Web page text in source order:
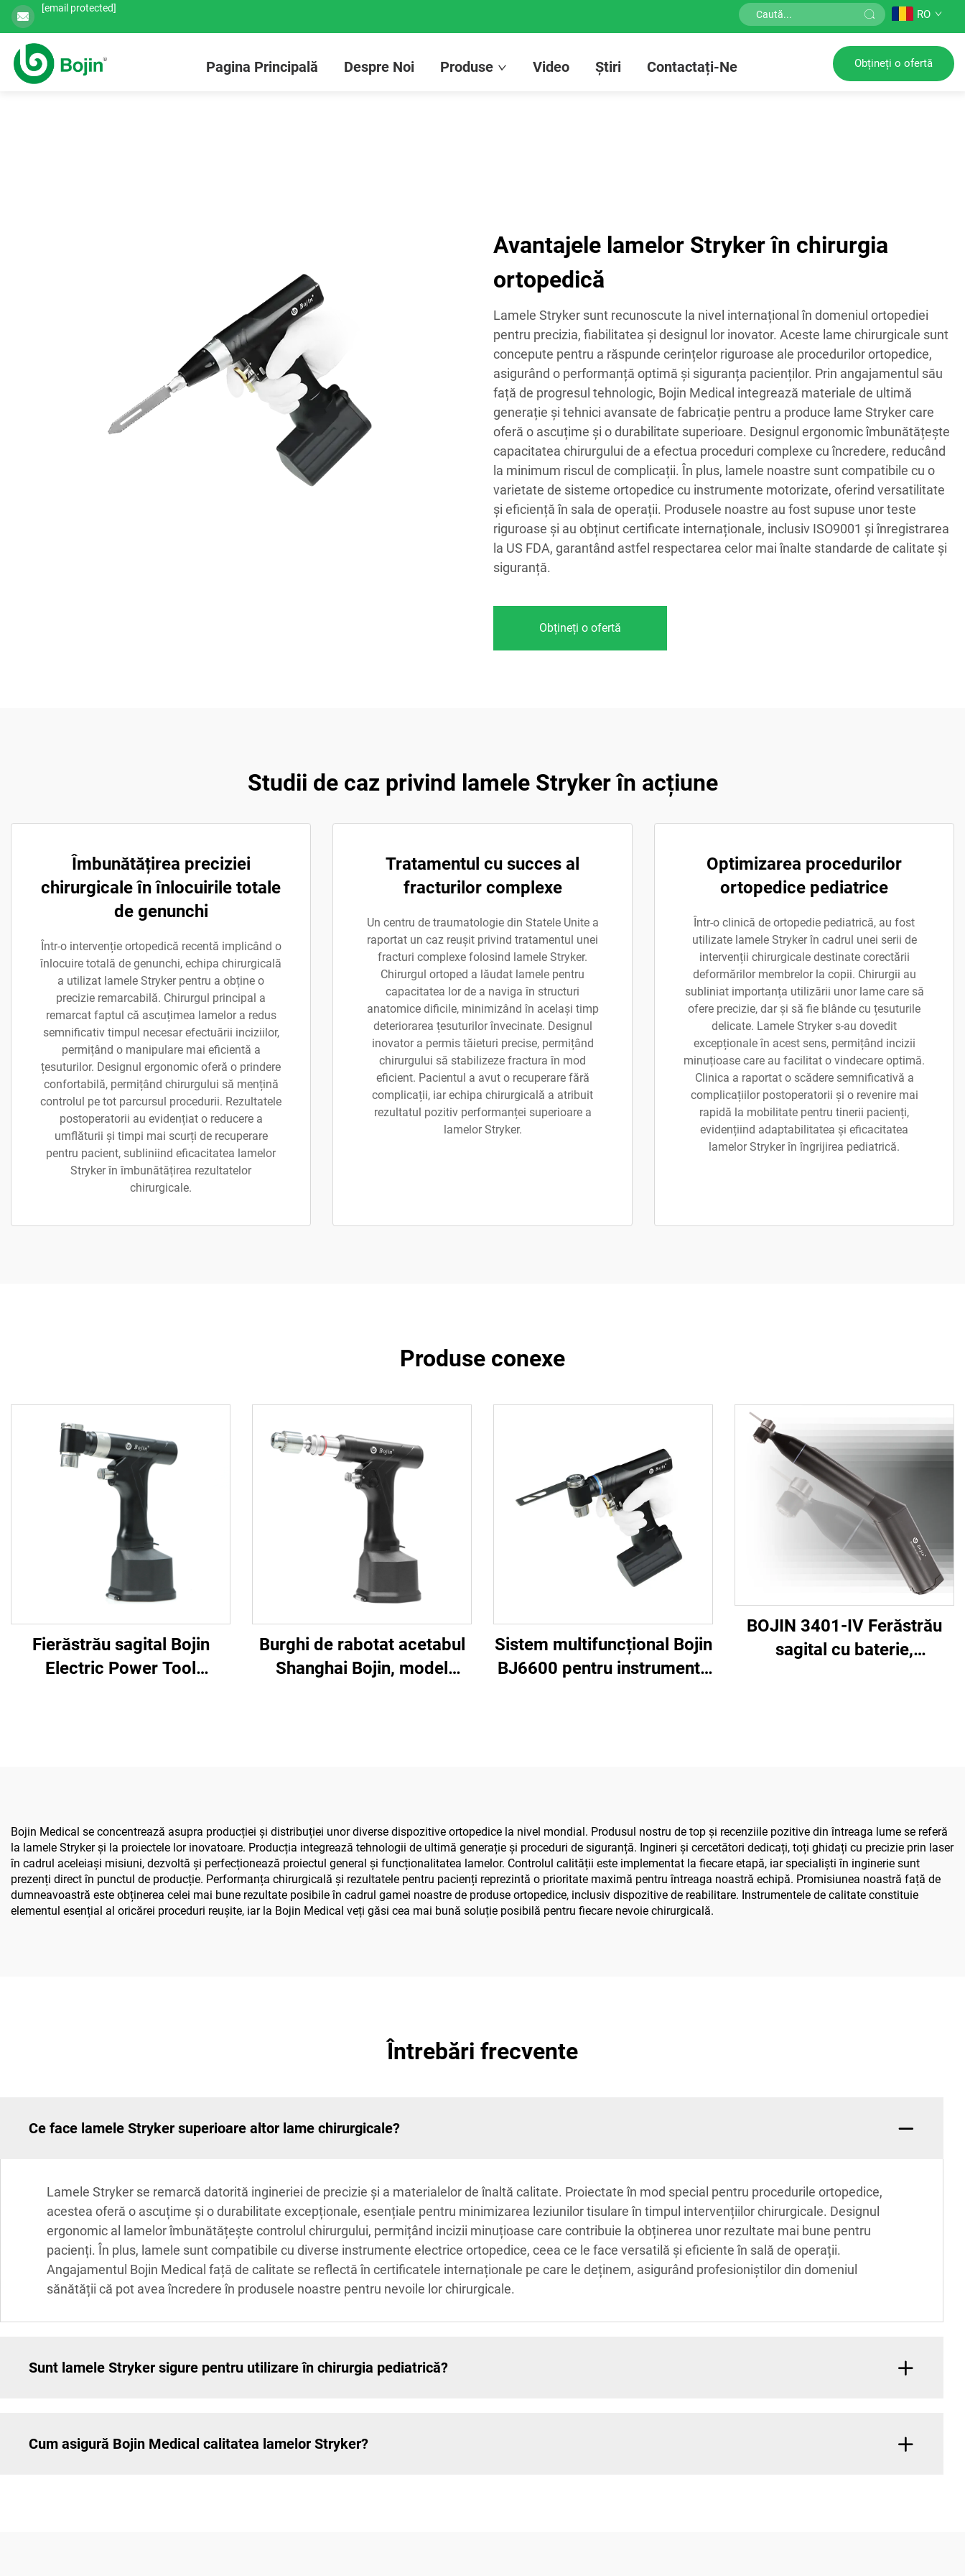
[email protected] RO
Pagina Principală Despre Noi Produse Video Știri Contactați-Ne Obțineți o ofertă
Avantajele lamelor Stryker în chirurgia
ortopedică
Lamele Stryker sunt recunoscute la nivel internațional în domeniul ortopediei
pentru precizia, fiabilitatea și designul lor inovator. Aceste lame chirurgicale sunt
concepute pentru a răspunde cerințelor riguroase ale procedurilor ortopedice,
asigurând o performanță optimă și siguranța pacienților. Prin angajamentul său
față de progresul tehnologic, Bojin Medical integrează materiale de ultimă
generație și tehnici avansate de fabricație pentru a produce lame Stryker care
oferă o ascuțime și o durabilitate superioare. Designul ergonomic îmbunătățește
capacitatea chirurgului de a efectua proceduri complexe cu încredere, reducând
la minimum riscul de complicații. În plus, lamele noastre sunt compatibile cu o
varietate de sisteme ortopedice cu instrumente motorizate, oferind versatilitate
și eficiență în sala de operații. Produsele noastre au fost supuse unor teste
riguroase și au obținut certificate internaționale, inclusiv ISO9001 și înregistrarea
la US FDA, garantând astfel respectarea celor mai înalte standarde de calitate și
siguranță.
Obțineți o ofertă
Studii de caz privind lamele Stryker în acțiune
Îmbunătățirea preciziei
chirurgicale în înlocuirile totale
de genunchi
Într-o intervenție ortopedică recentă implicând o
înlocuire totală de genunchi, echipa chirurgicală
a utilizat lamele Stryker pentru a obține o
precizie remarcabilă. Chirurgul principal a
remarcat faptul că ascuțimea lamelor a redus
semnificativ timpul necesar efectuării inciziilor,
permițând o manipulare mai eficientă a
țesuturilor. Designul ergonomic oferă o prindere
confortabilă, permițând chirurgului să mențină
controlul pe tot parcursul procedurii. Rezultatele
postoperatorii au evidențiat o reducere a
umflăturii și timpi mai scurți de recuperare
pentru pacient, subliniind eficacitatea lamelor
Stryker în îmbunătățirea rezultatelor
chirurgicale.
Tratamentul cu succes al
fracturilor complexe
Un centru de traumatologie din Statele Unite a
raportat un caz reușit privind tratamentul unei
fracturi complexe folosind lamele Stryker.
Chirurgul ortoped a lăudat lamele pentru
capacitatea lor de a naviga în structuri
anatomice dificile, minimizând în același timp
deteriorarea țesuturilor învecinate. Designul
inovator a permis tăieturi precise, permițând
chirurgului să stabilizeze fractura în mod
eficient. Pacientul a avut o recuperare fără
complicații, iar echipa chirurgicală a atribuit
rezultatul pozitiv performanței superioare a
lamelor Stryker.
Optimizarea procedurilor
ortopedice pediatrice
Într-o clinică de ortopedie pediatrică, au fost
utilizate lamele Stryker în cadrul unei serii de
intervenții chirurgicale destinate corectării
deformărilor membrelor la copii. Chirurgii au
subliniat importanța utilizării unor lame care să
ofere precizie, dar și să fie blânde cu țesuturile
delicate. Lamele Stryker s-au dovedit
excepționale în acest sens, permițând incizii
minuțioase care au facilitat o vindecare optimă.
Clinica a raportat o scădere semnificativă a
complicațiilor postoperatorii și o revenire mai
rapidă la mobilitate pentru tinerii pacienți,
evidențiind adaptabilitatea și eficacitatea
lamelor Stryker în îngrijirea pediatrică.
Produse conexe
Fierăstrău sagital Bojin
Electric Power Tool
Burghi de rabotat acetabul
Shanghai Bojin, model
Sistem multifuncțional Bojin
BJ6600 pentru instrumente
BOJIN 3401-IV Ferăstrău
sagital cu baterie,
Bojin Medical se concentrează asupra producției și distribuției unor diverse dispozitive ortopedice la nivel mondial. Produsul nostru de top și recenziile pozitive din întreaga lume se referă
la lamele Stryker și la proiectele lor inovatoare. Producția integrează tehnologii de ultimă generație și proceduri de siguranță. Ingineri și cercetători dedicați, toți ghidați cu precizie prin laser
în cadrul aceleiași misiuni, dezvoltă și perfecționează proiectul general și funcționalitatea lamelor. Controlul calității este implementat la fiecare etapă, iar specialiști în inginerie sunt
prezenți direct în punctul de producție. Performanța chirurgicală și rezultatele pentru pacienți reprezintă o prioritate maximă pentru întreaga noastră echipă. Promisiunea noastră față de
dumneavoastră este obținerea celei mai bune rezultate posibile în cadrul gamei noastre de produse ortopedice, inclusiv dispozitive de reabilitare. Instrumentele de calitate constituie
elementul esențial al oricărei proceduri reușite, iar la Bojin Medical veți găsi cea mai bună soluție posibilă pentru fiecare nevoie chirurgicală.
Întrebări frecvente
Ce face lamele Stryker superioare altor lame chirurgicale?
Lamele Stryker se remarcă datorită ingineriei de precizie și a materialelor de înaltă calitate. Proiectate în mod special pentru procedurile ortopedice,
acestea oferă o ascuțime și o durabilitate excepționale, esențiale pentru minimizarea leziunilor tisulare în timpul intervențiilor chirurgicale. Designul
ergonomic al lamelor îmbunătățește controlul chirurgului, permițând incizii minuțioase care contribuie la obținerea unor rezultate mai bune pentru
pacienți. În plus, lamele sunt compatibile cu diverse instrumente electrice ortopedice, ceea ce le face versatilă și eficiente în sală de operații.
Angajamentul Bojin Medical față de calitate se reflectă în certificatele internaționale pe care le deținem, asigurând profesioniștilor din domeniul
sănătății că pot avea încredere în produsele noastre pentru nevoile lor chirurgicale.
Sunt lamele Stryker sigure pentru utilizare în chirurgia pediatrică?
Cum asigură Bojin Medical calitatea lamelor Stryker?